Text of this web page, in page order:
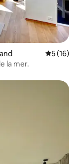
5 (16)
la mer.